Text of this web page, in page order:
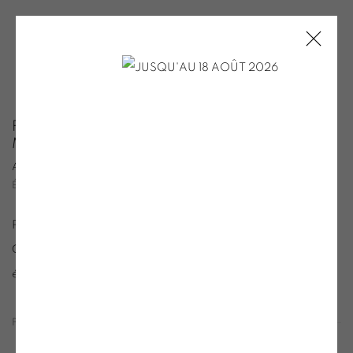
FOIRES ET ÉVENEMENTS HORS LES
MURS
ALL
ÉVÈNEMENTS HORS-LES-MURS
Présentation de nos participations aux Foires d'Art
Contemporain à Paris et à l'étranger ainsi que d'autres
événements hors les murs
PROCHAINEMENT